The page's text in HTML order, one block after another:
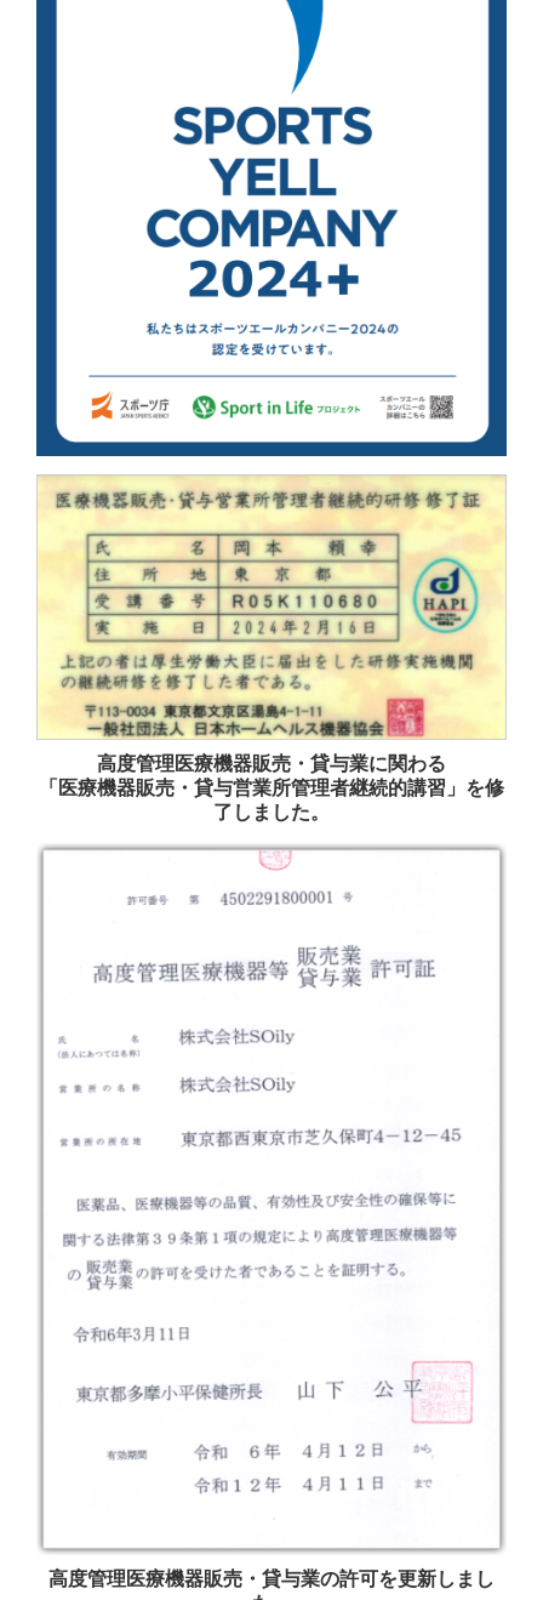
高度管理医療機器販売・貸与業に関わる
「医療機器販売・貸与営業所管理者継続的講習」を修
了しました。
高度管理医療機器販売・貸与業の許可を更新しまし